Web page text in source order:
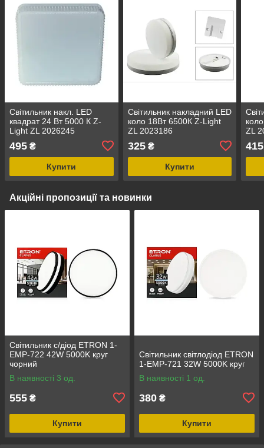
Світильник накл. LED
квадрат 24 Вт 5000 К Z-
Light ZL 2026245
495 ₴
Купити
Світильник накладний LED
коло 18Вт 6500К Z-Light
ZL 2023186
325₴
Купити
ZL
415
Акційні пропозиції та новинки
Світильник с/діод ETRON 1-
EMP-722 42W 5000K круг
чорний
В наявності 3 од.
555 ₴
Купити
Світильник світлодіод ETRON
1-EMP-721 32W 5000K круг
В наявності 1 од.
380 ₴
Купити